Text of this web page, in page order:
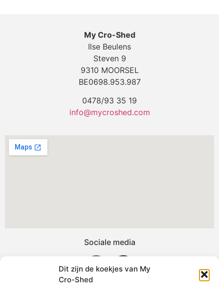
Dit zijn de koekjes van My
Cro-Shed
My Cro-Shed
Ilse Beulens
Steven 9
9310 MOORSEL
BE0698.953.987
0478/93 35 19
info@mycroshed.com
Sociale media